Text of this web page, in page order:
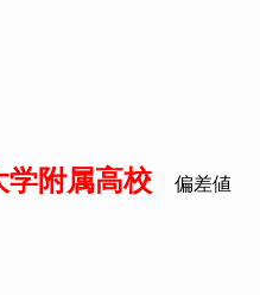
学附属高校 偏差値